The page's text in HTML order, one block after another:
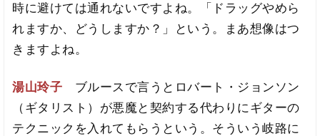
時に避けては通れないですよね。「ドラッグやめら
れますか、どうしますか？」という。まあ想像はつ
きますよね。
湯山玲子 ブルースで言うとロバート・ジョンソン
（ギタリスト）が悪魔と契約する代わりにギターの
テクニックを入れてもらうという。そういう岐路に